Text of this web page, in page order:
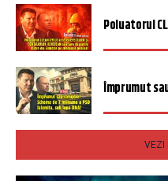
Poluatorul
Împrumut
VEZI